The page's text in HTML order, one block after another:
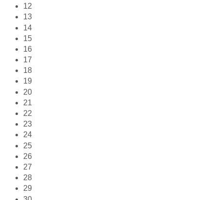
12
13
14
15
16
17
18
19
20
21
22
23
24
25
26
27
28
29